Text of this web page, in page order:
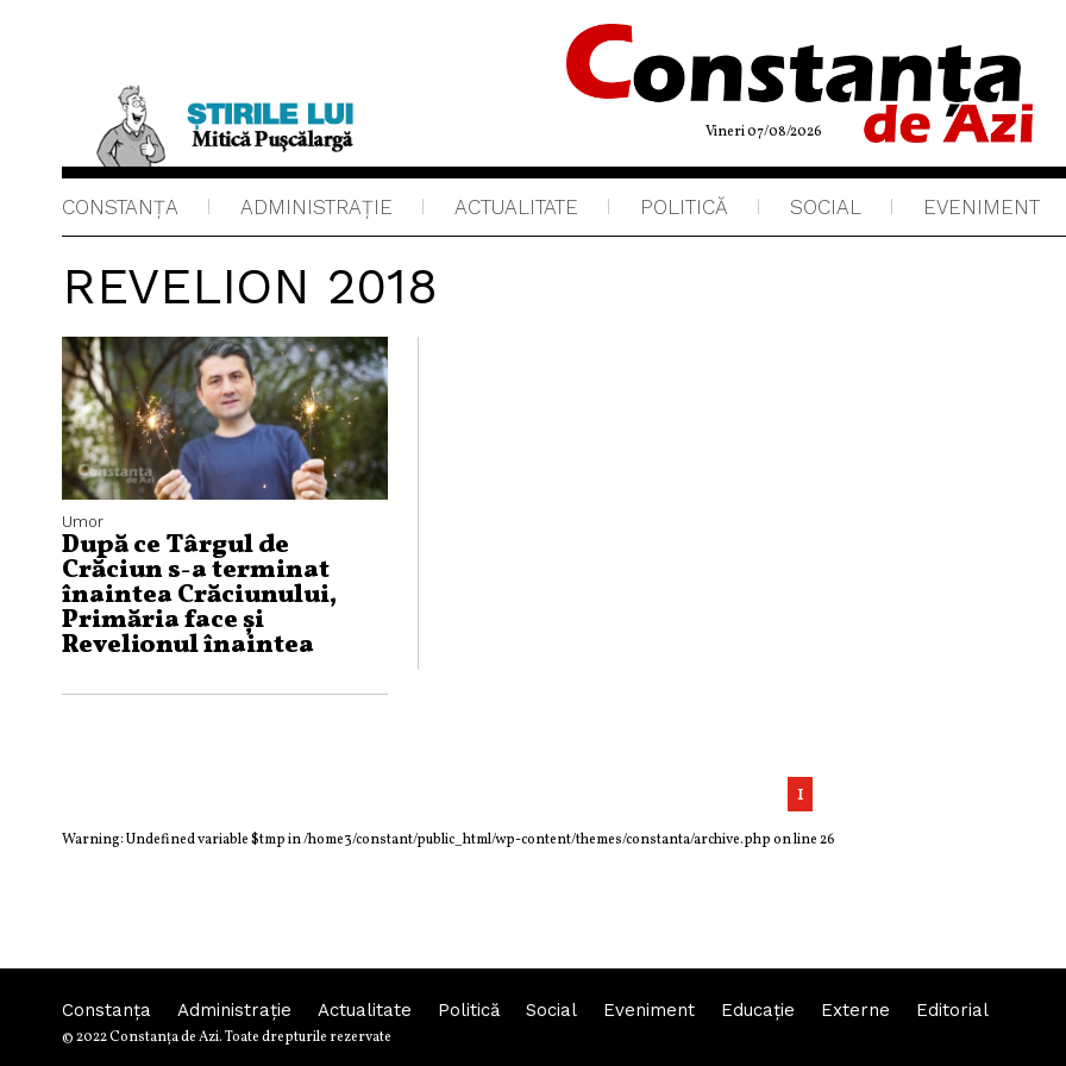
Vineri 07/08/2026
CONSTANȚA ADMINISTRAŢIE ACTUALITATE POLITICĂ SOCIAL EVENIMENT
REVELION 2018
Umor
După ce Târgul de
Crăciun s-a terminat
înaintea Crăciunului,
Primăria face şi
Revelionul înaintea
1
Warning: Undefined variable $tmp in/home3/constant/public_html/wp-content/themes/constanta/archive.phpon line26
Constanța Administraţie Actualitate Politică Social Eveniment Educaţie Externe Editorial
© 2022 Constanţa de Azi. Toate drepturile rezervate